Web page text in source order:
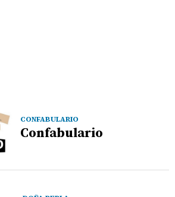
CONFABULARIO
Confabulario